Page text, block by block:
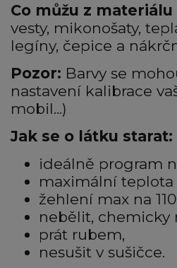
Co můžu z
vesty, mikonošaty,
legíny, čepice a
Pozor: Barvy se
nastavení kalibrace
mobil...)
Jak se o látku starat:
ideálně program
maximální teplota
žehlení max na
nebělit, chemicky
prát rubem,
nesušit v sušičce.